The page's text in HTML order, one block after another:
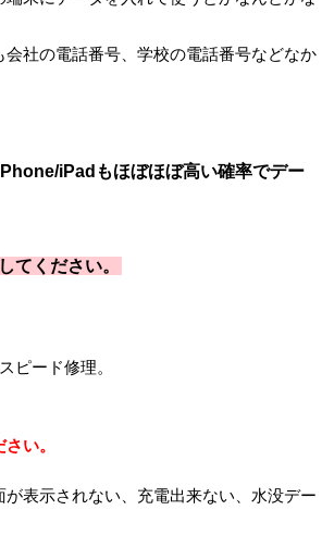
社の電話番号、学校の電話番号などなか
iPadもほぼほぼ高い確率でデー
てください。
ピード修理。
い。
表示されない、充電出来ない、水没デー